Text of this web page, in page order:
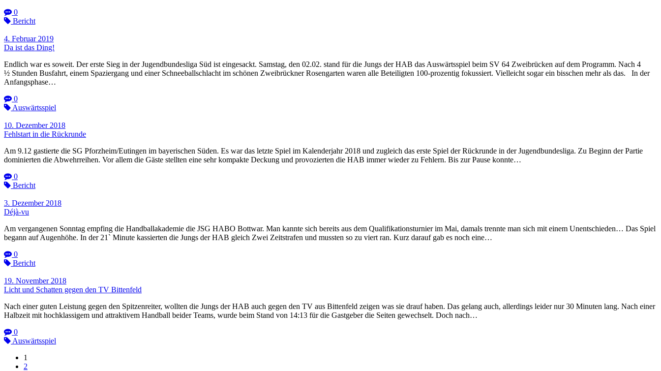
0
Bericht
4. Februar 2019
Da ist das Ding!
Endlich war es soweit. Der erste Sieg in der Jugendbundesliga Süd ist eingesackt. Samstag, den 02.02. stand für die Jungs der HAB das Auswärtsspiel beim SV 64 Zweibrücken auf dem Programm. Nach 4
½ Stunden Busfahrt, einem Spaziergang und einer Schneeballschlacht im schönen Zweibrückner Rosengarten waren alle Beteiligten 100-prozentig fokussiert. Vielleicht sogar ein bisschen mehr als das. In der
Anfangsphase…
0
Auswärtsspiel
10. Dezember 2018
Fehlstart in die Rückrunde
Am 9.12 gastierte die SG Pforzheim/Eutingen im bayerischen Süden. Es war das letzte Spiel im Kalenderjahr 2018 und zugleich das erste Spiel der Rückrunde in der Jugendbundesliga. Zu Beginn der Partie
dominierten die Abwehrreihen. Vor allem die Gäste stellten eine sehr kompakte Deckung und provozierten die HAB immer wieder zu Fehlern. Bis zur Pause konnte…
0
Bericht
3. Dezember 2018
Déjà-vu
Am vergangenen Sonntag empfing die Handballakademie die JSG HABO Bottwar. Man kannte sich bereits aus dem Qualifikationsturnier im Mai, damals trennte man sich mit einem Unentschieden… Das Spiel
begann auf Augenhöhe. In der 21` Minute kassierten die Jungs der HAB gleich Zwei Zeitstrafen und mussten so zu viert ran. Kurz darauf gab es noch eine…
0
Bericht
19. November 2018
Licht und Schatten gegen den TV Bittenfeld
Nach einer guten Leistung gegen den Spitzenreiter, wollten die Jungs der HAB auch gegen den TV aus Bittenfeld zeigen was sie drauf haben. Das gelang auch, allerdings leider nur 30 Minuten lang. Nach einer
Halbzeit mit hochklassigem und attraktivem Handball beider Teams, wurde beim Stand von 14:13 für die Gastgeber die Seiten gewechselt. Doch nach…
0
Auswärtsspiel
1
2